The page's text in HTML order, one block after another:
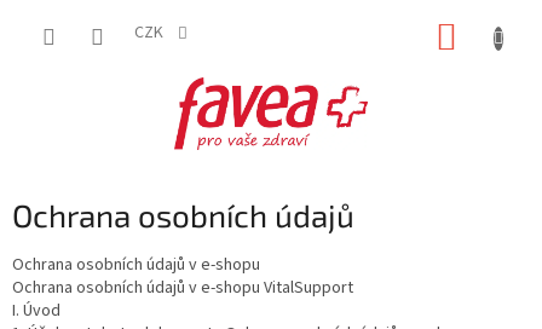
CZK
Ochrana osobních údajů
Ochrana osobních údajů v e-shopu
Ochrana osobních údajů v e-shopu VitalSupport
I. Úvod